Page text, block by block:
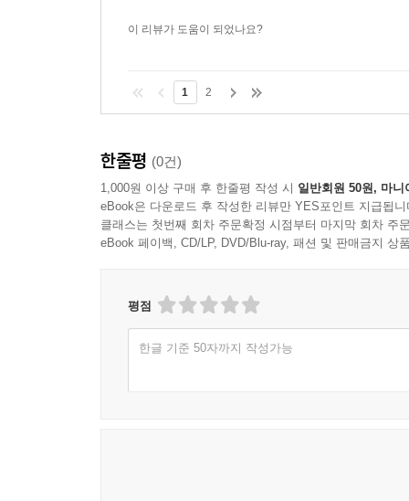
이 리뷰가 도움이 되었나요?
1 2
한줄평 (0건)
1,000원 이상 구매 후 한줄평 작성 시 일반회원 50원, 마니
eBook은 다운로드 후 작성한 리뷰만 YES포인트 지급됩니
클래스는 첫번째 회차 주문확정 시점부터 마지막 회차 주
eBook 페이백, CD/LP, DVD/Blu-ray, 패션 및 판매금지 상
평점
한글 기준 50자까지 작성가능